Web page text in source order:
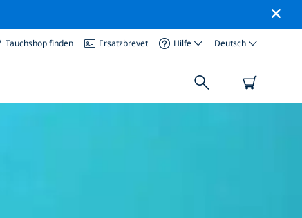
Tauchshop finden Ersatzbrevet Hilfe Deutsch